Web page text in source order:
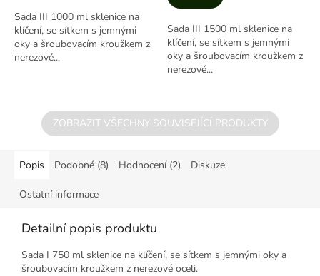
5
hvězdiček.
Sada III 1000 ml sklenice na
klíčení, se sítkem s jemnými
oky a šroubovacím kroužkem z
nerezové...
Sada III 1500 ml sklenice na
klíčení, se sítkem s jemnými
oky a šroubovacím kroužkem z
nerezové...
ZOBRAZIT VŠECHNY SOUVISEJÍCÍ PRODUKTY
Popis Podobné (8) Hodnocení (2) Diskuze
Ostatní informace
Detailní popis produktu
Sada I 750 ml sklenice na klíčení, se sítkem s jemnými oky a
šroubovacím kroužkem z nerezové oceli.